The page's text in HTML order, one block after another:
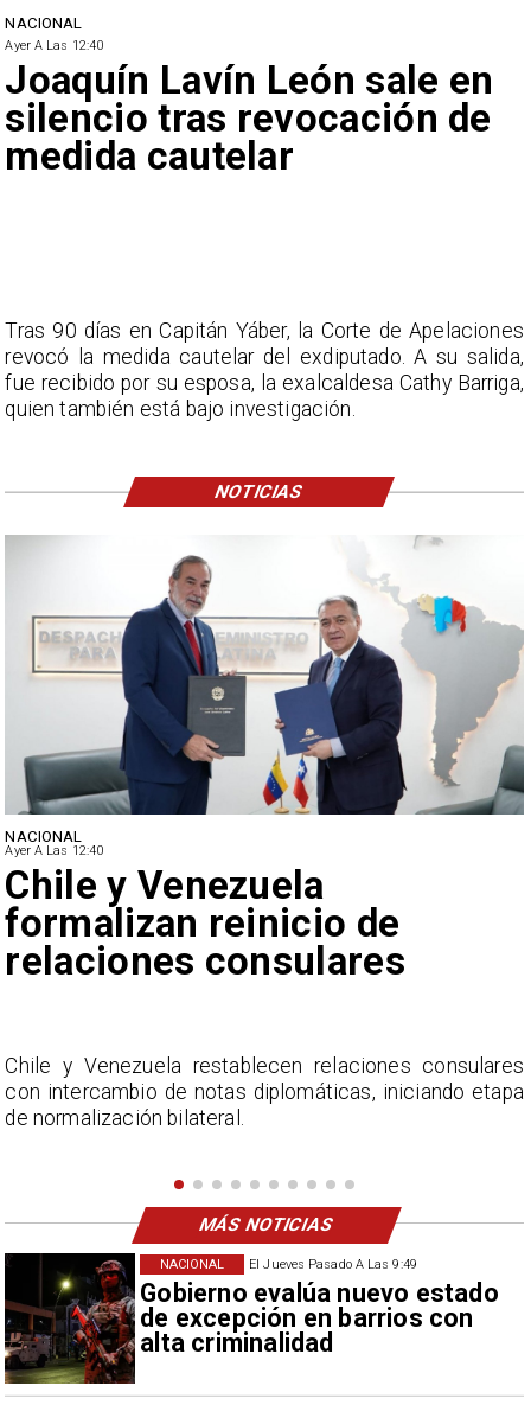
El Jueves Pasado A Las 9:49
Gobierno evalúa nuevo estado
de excepción en barrios con
alta criminalidad
NACIONAL
NACIONAL
Ayer A Las 12:40
Feriantes rechazan dichos
de Camila Flores sobre
Fabiola Campillai
La Confederación Nacional de Ferias Libres (ASOF)
considera inaceptable que se refieran a Fabiola
Campillai como 'señora de feria', expresión utilizada
NACIONAL
Ayer A Las 12:40
Joaquín Lavín León sale en
silencio tras revocación de
medida cautelar
Tras 90 días en Capitán Yáber, la Corte de Apelaciones
revocó la medida cautelar del exdiputado. A su salida,
fue recibido por su esposa, la exalcaldesa Cathy Barriga,
quien también está bajo investigación.
NOTICIAS
MÁS NOTICIAS